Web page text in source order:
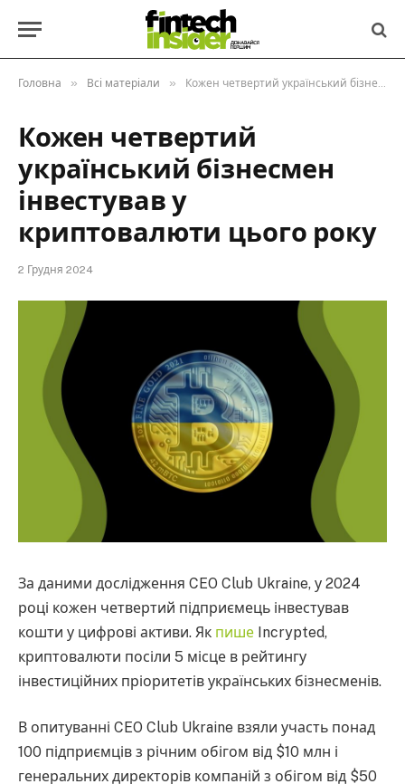
Головна » Всі матеріали » Кожен четвертий український бізнесмен інвестував у криптовалюти цього року
Кожен четвертий
український бізнесмен
інвестував у
криптовалюти цього року
2 Грудня 2024
За даними дослідження CEO Club Ukraine, у 2024
році кожен четвертий підприємець інвестував
кошти у цифрові активи. Як пише Incrypted,
криптовалюти посіли 5 місце в рейтингу
інвестиційних пріоритетів українських бізнесменів.
В опитуванні CEO Club Ukraine взяли участь понад
100 підприємців з річним обігом від $10 млн і
генеральних директорів компаній з обігом від $50